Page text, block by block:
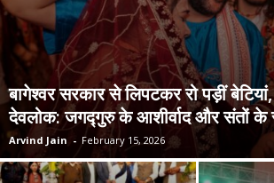
बागेश्वर सरकार से लिपटकर रो पड़ीं
देवलोक: जगद्गुरु के आशीर्वाद और संतों के
Arvind Jain - February 15, 2026